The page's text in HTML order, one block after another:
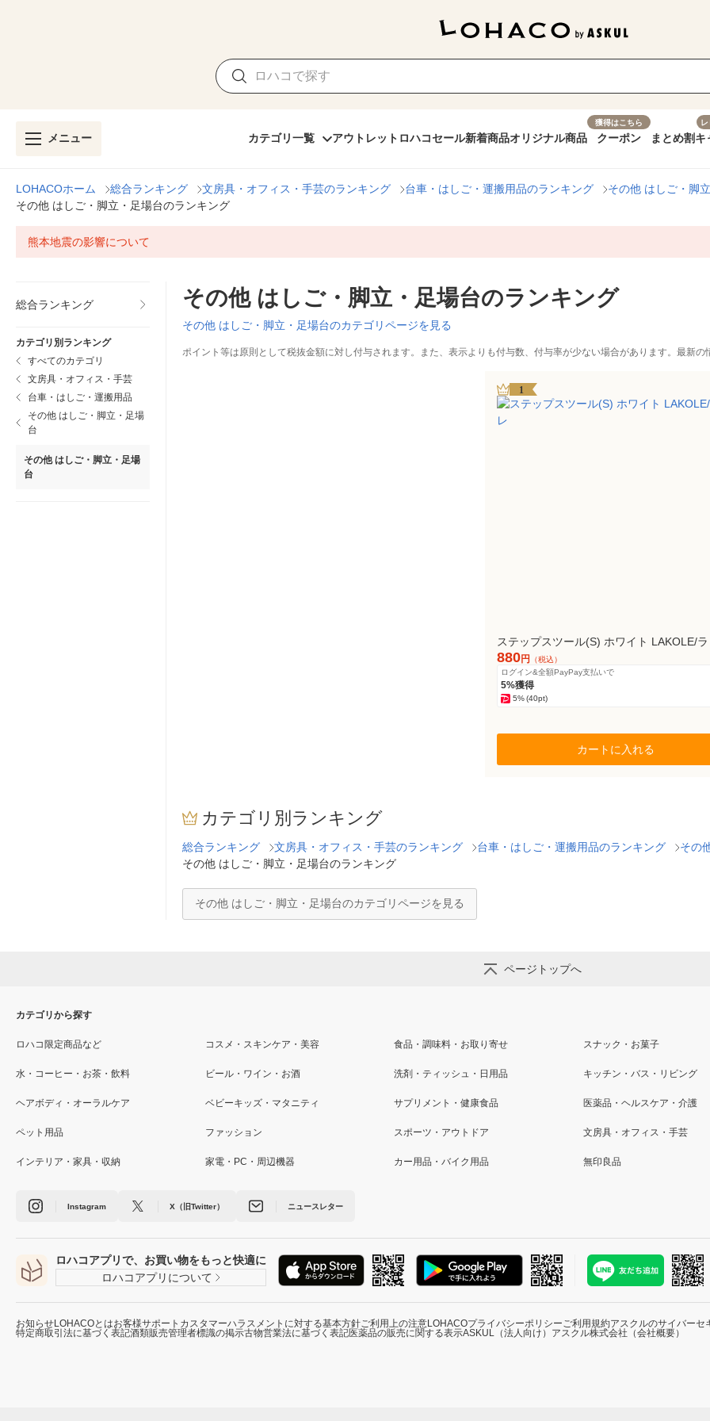
メニュー カテゴリ一覧 アウトレット ロハコセール新着商品オリジナル商品
獲得はこちら
クーポン まとめ割キ
LOHACOホーム 総合ランキング 文房具・オフィス・手芸のランキング 台車・はしご・運搬用品のランキング
その他 はしご・脚
その他 はしご・脚立・足場台のランキング
熊本地震の影響について
総合ランキング
カテゴリ別ランキング
すべてのカテゴリ
文房具・オフィス・手芸
台車・はしご・運搬用品
その他 はしご・脚立・足場
台
その他 はしご・脚立・足場
台
その他 はしご・脚立・足場台のランキング
その他 はしご・脚立・足場台のカテゴリページを見る
ポイント等は原則として税抜金額に対し付与されます。また、表示よりも付与数、付与率が少ない場合があります。最新
1
ステップスツール(S) ホワイト LAKOLE/
880円
（税込）
ログイン&全額PayPay支払いで
5%獲得
5%(40pt)
カートに入れる
カテゴリ別ランキング
総合ランキング 文房具・オフィス・手芸のランキング 台車・はしご・運搬用品のランキング
その
その他 はしご・脚立・足場台のランキング
その他 はしご・脚立・足場台のカテゴリページを見る
ページトップへ
カテゴリから探す
ロハコ限定商品など コスメ・スキンケア・美容 食品・調味料・お取り寄せ スナック・お菓子
水・コーヒー・お茶・飲料 ビール・ワイン・お酒 洗剤・ティッシュ・日用品 キッチン・バス・リビング
ヘアボディ・オーラルケア ベビーキッズ・マタニティ サプリメント・健康食品 医薬品・ヘルスケア・介護
ペット用品 ファッション スポーツ・アウトドア 文房具・オフィス・手芸
インテリア・家具・収納 家電・PC・周辺機器 カー用品・バイク用品 無印良品
Instagram X（旧Twitter） ニュースレター
ロハコアプリで、お買い物をもっと快適に
ロハコアプリについて
お知らせLOHACOとはお客様サポート カスタマーハラスメントに対する基本方針ご利用上の注意LOHACOプライバシーポリシーご利用規約アスクルのサイバーセ
特定商取引法に基づく表記酒類販売管理者標識の掲示古物営業法に基づく表記医薬品の販売に関する表示ASKUL（法人向け） アスクル株式会社（会社概要）